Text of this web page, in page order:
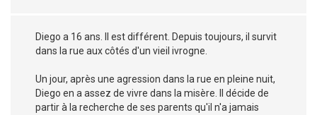
Diego a 16 ans. Il est différent. Depuis toujours, il survit
dans la rue aux côtés d'un vieil ivrogne.
Un jour, après une agression dans la rue en pleine nuit,
Diego en a assez de vivre dans la misère. Il décide de
partir à la recherche de ses parents qu'il n'a jamais